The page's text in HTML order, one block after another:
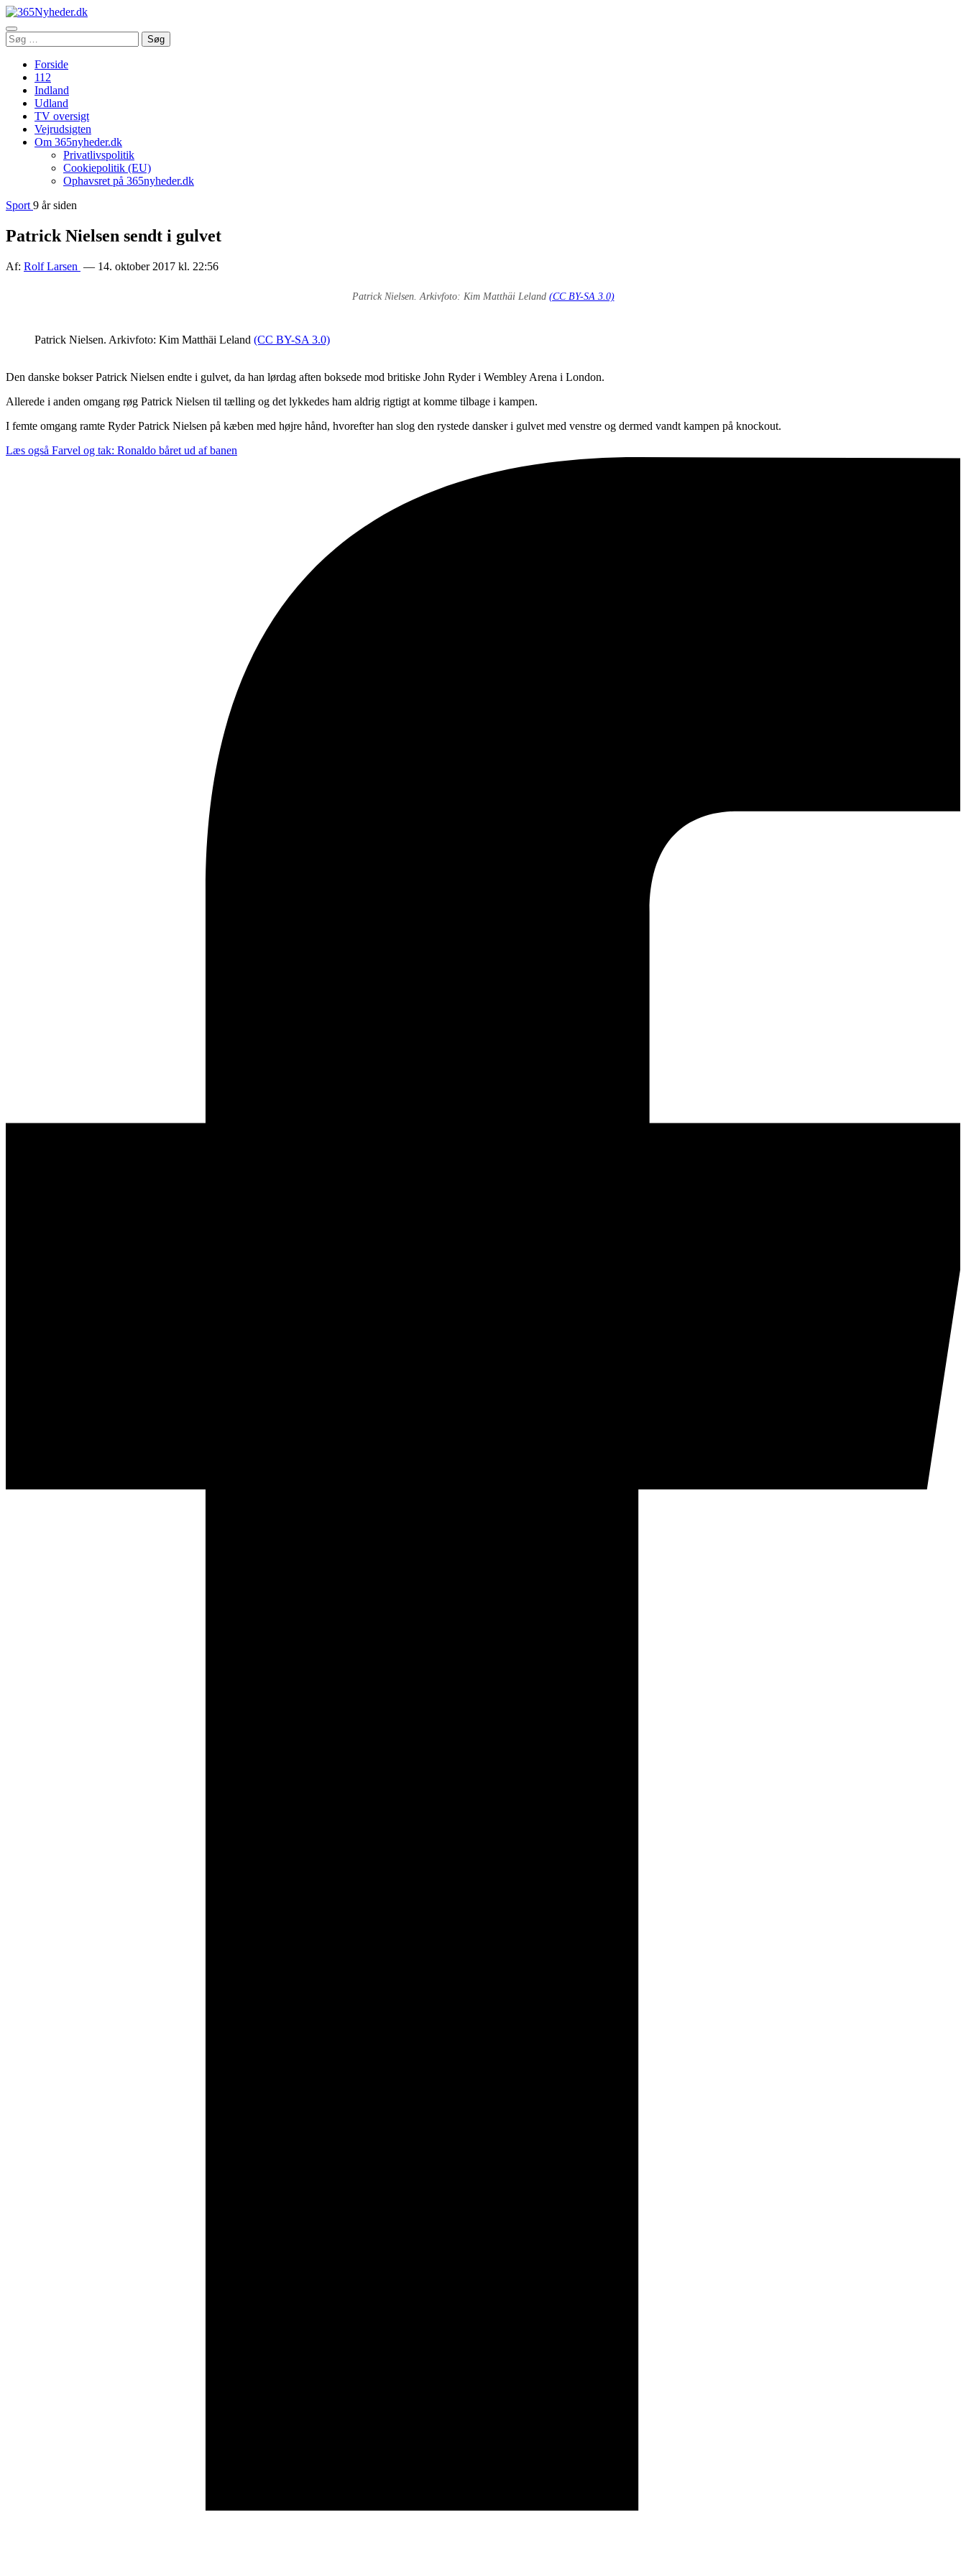
Åbn
menu
Søg
efter:
Søg
Forside
112
Indland
Udland
TV oversigt
Vejrudsigten
Om 365nyheder.dk
Privatlivspolitik
Cookiepolitik (EU)
Ophavsret på 365nyheder.dk
Sport 9 år siden
Patrick Nielsen sendt i gulvet
Af: Rolf Larsen — 14. oktober 2017 kl. 22:56
Patrick Nielsen. Arkivfoto: Kim Matthäi Leland (CC BY-SA 3.0)
Patrick Nielsen. Arkivfoto: Kim Matthäi Leland (CC BY-SA 3.0)
Den danske bokser Patrick Nielsen endte i gulvet, da han lørdag aften boksede mod britiske John Ryder i Wembley Arena i London.
Allerede i anden omgang røg Patrick Nielsen til tælling og det lykkedes ham aldrig rigtigt at komme tilbage i kampen.
I femte omgang ramte Ryder Patrick Nielsen på kæben med højre hånd, hvorefter han slog den rystede dansker i gulvet med venstre og dermed vandt kampen på knockout.
Læs også Farvel og tak: Ronaldo båret ud af banen